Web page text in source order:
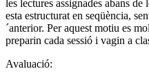
les lectures assignades abans
esta estructurat en seqüència,
´anterior. Per aquest motiu es
preparin cada sessió i vagin a
Avaluació: